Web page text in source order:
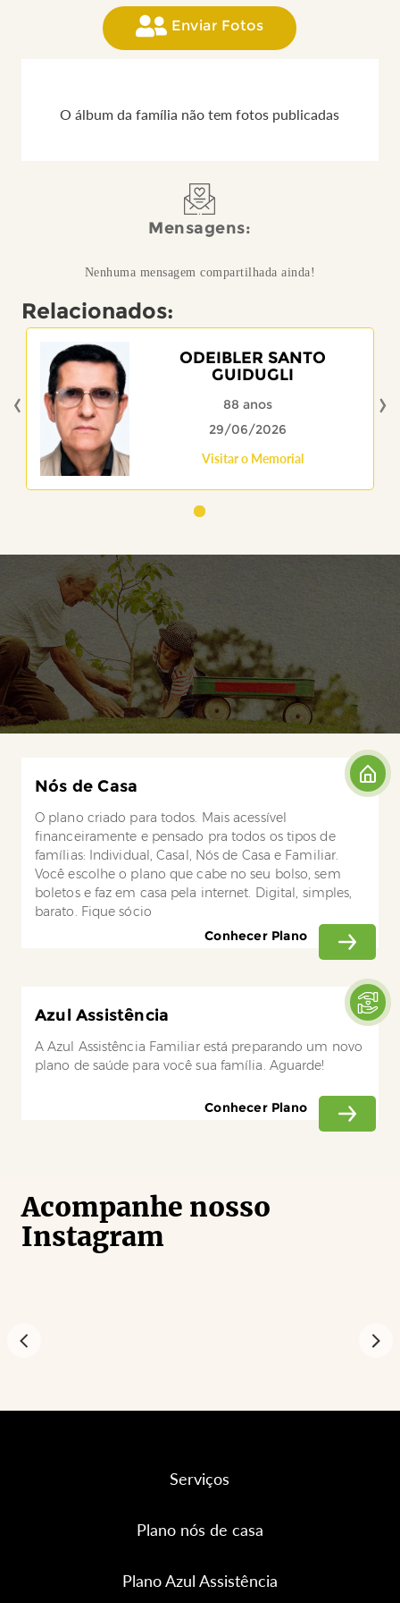
Enviar Fotos
O álbum da família não tem fotos publicadas
Mensagens:
Nenhuma mensagem compartilhada ainda!
Relacionados:
ODEIBLER SANTO
GUIDUGLI
88 anos
29/06/2026
Visitar o Memorial
‹ ›
Nós de Casa
O plano criado para todos. Mais acessível
financeiramente e pensado pra todos os tipos de
famílias: Individual, Casal, Nós de Casa e Familiar.
Você escolhe o plano que cabe no seu bolso, sem
boletos e faz em casa pela internet. Digital, simples,
barato. Fique sócio
Conhecer Plano
Azul Assistência
A Azul Assistência Familiar está preparando um novo
plano de saúde para você sua família. Aguarde!
Conhecer Plano
Acompanhe nosso
Instagram
Serviços
Plano nós de casa
Plano Azul Assistência